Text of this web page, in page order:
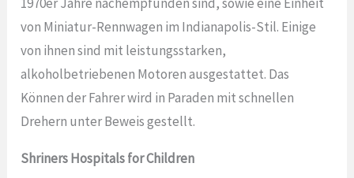
von Miniatur-Rennwagen im Indianapolis-Stil. Einige
von ihnen sind mit leistungsstarken,
alkoholbetriebenen Motoren ausgestattet. Das
Können der Fahrer wird in Paraden mit schnellen
Drehern unter Beweis gestellt.
Shriners Hospitals for Children